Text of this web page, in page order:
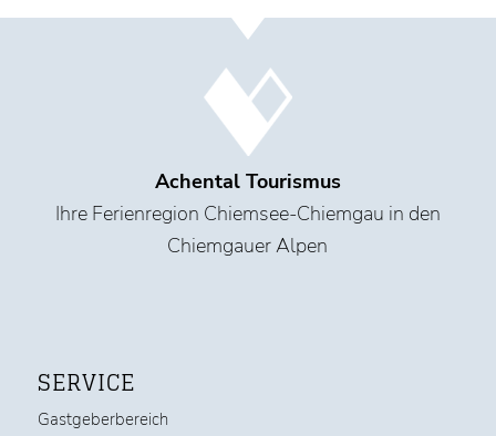
Achental Tourismus
Ihre Ferienregion Chiemsee-Chiemgau in den
Chiemgauer Alpen
SERVICE
Gastgeberbereich